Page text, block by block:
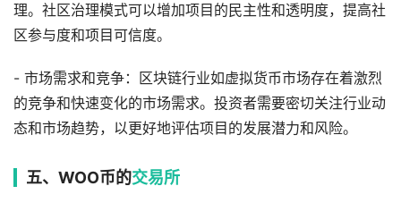
理。社区治理模式可以增加项目的民主性和透明度，提高社
区参与度和项目可信度。
- 市场需求和竞争：区块链行业如虚拟货币市场存在着激烈
的竞争和快速变化的市场需求。投资者需要密切关注行业动
态和市场趋势，以更好地评估项目的发展潜力和风险。
五、WOO币的交易所